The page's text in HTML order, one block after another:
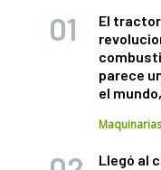
El
parece
el
Llegó al